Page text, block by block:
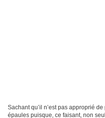
Sachant qu’il n’est pas approprié
épaules puisque, ce faisant, non